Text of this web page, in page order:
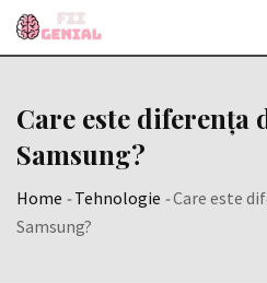
Skip
Care este diferența
Samsung?
Home -Tehnologie -Care este
Samsung?